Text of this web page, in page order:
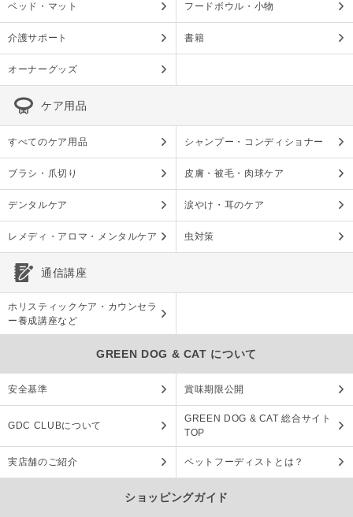
ベッド・マット フードボウル・小物
介護サポート 書籍
オーナーグッズ
ケア用品
すべてのケア用品 シャンプー・コンディショナー
ブラシ・爪切り 皮膚・被毛・肉球ケア
デンタルケア 涙やけ・耳のケア
レメディ・アロマ・メンタルケア 虫対策
通信講座
ホリスティックケア・カウンセラ
ー養成講座など
GREEN DOG & CAT について
安全基準 賞味期限公開
GDC CLUBについて
GREEN DOG & CAT 総合サイト
TOP
実店舗のご紹介 ペットフーディストとは？
ショッピングガイド